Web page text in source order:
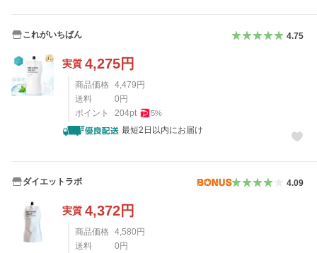
これがいちばん 4.75
実質 4,275円
商品価格 4,479円
送料
0円
ポイント
204pt 5%
最短2日以内にお届け
ダイエットラボ 4.09
実質 4,372円
商品価格 4,580円
送料
0円